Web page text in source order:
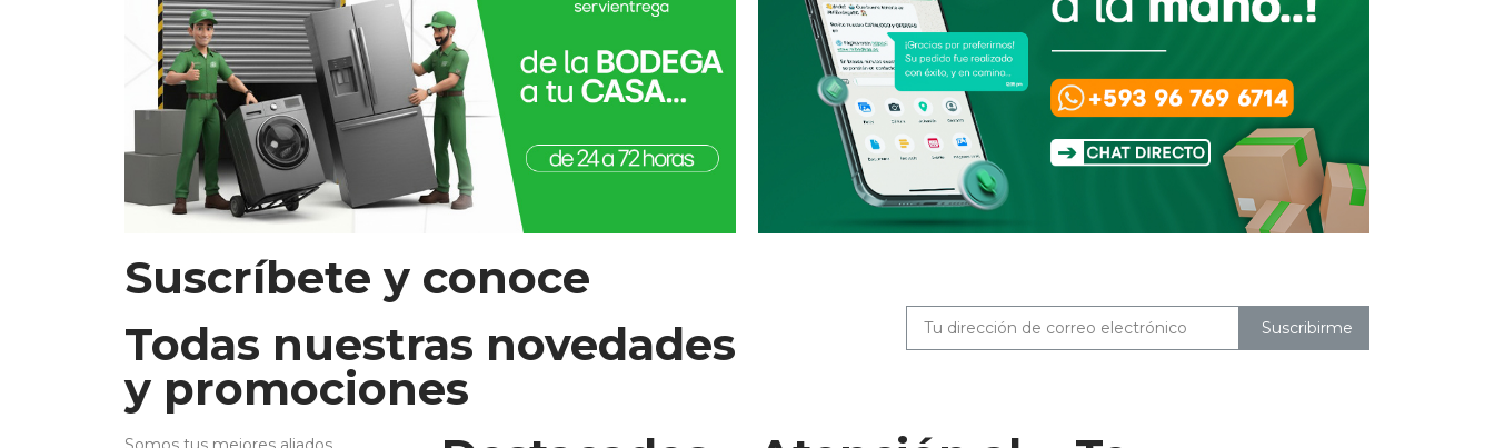
Suscríbete y conoce
Todas nuestras novedades
y promociones
Suscribirme